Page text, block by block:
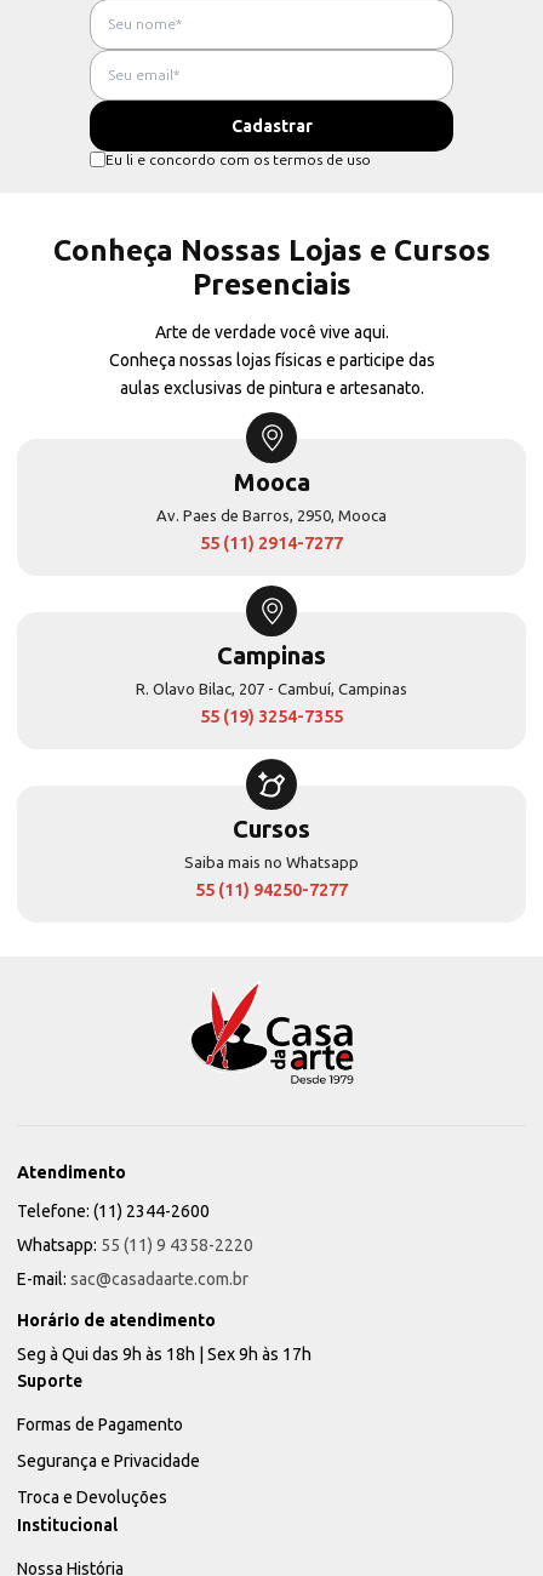
Eu li e concordo com os termos de uso
Conheça Nossas Lojas e Cursos
Presenciais
Arte de verdade você vive aqui.
Conheça nossas lojas físicas e participe das
aulas exclusivas de pintura e artesanato.
Mooca
Av. Paes de Barros, 2950, Mooca
55 (11) 2914-7277
Campinas
R. Olavo Bilac, 207 - Cambuí, Campinas
55 (19) 3254-7355
Cursos
Saiba mais no Whatsapp
55 (11) 94250-7277
Atendimento
Telefone: (11) 2344-2600
Whatsapp: 55 (11) 9 4358-2220
E-mail: sac@casadaarte.com.br
Horário de atendimento
Seg à Qui das 9h às 18h | Sex 9h às 17h
Suporte
Formas de Pagamento
Segurança e Privacidade
Troca e Devoluções
Institucional
Nossa História